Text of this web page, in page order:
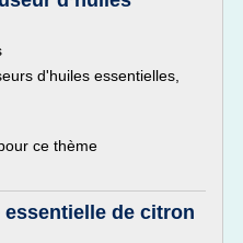
d'huiles essentielles,
ce thème
de citron